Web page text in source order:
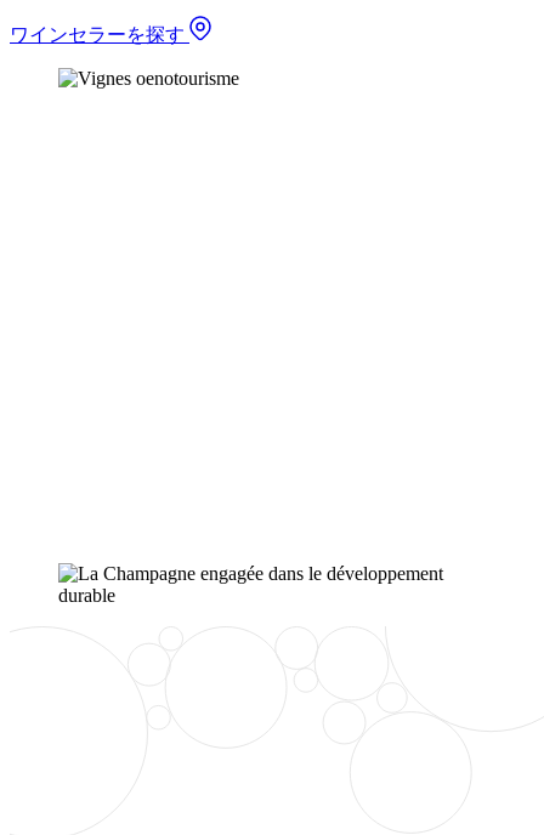
ワインセラーを探す